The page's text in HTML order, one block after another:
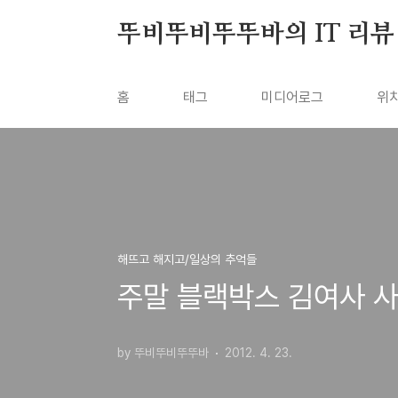
뚜비뚜비뚜뚜바의 IT 리뷰
홈 태그 미디어로그 위
해뜨고 해지고/일상의 추억들
주말 블랙박스 김여사
by 뚜비뚜비뚜뚜바 2012. 4. 23.